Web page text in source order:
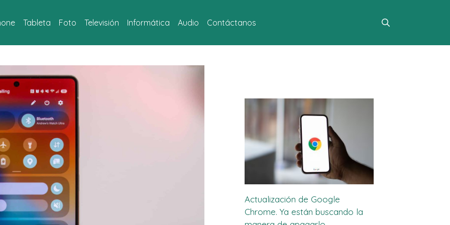
Tableta Foto Televisión Informática Audio Contáctanos
Actualización de Google
Chrome. Ya están buscando la